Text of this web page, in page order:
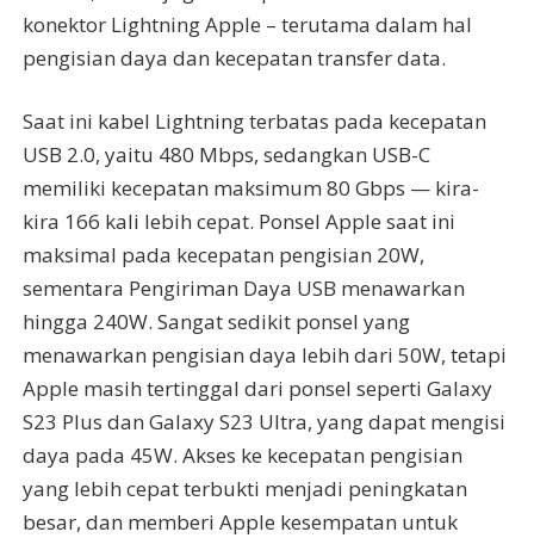
konektor Lightning Apple – terutama dalam hal
pengisian daya dan kecepatan transfer data.
Saat ini kabel Lightning terbatas pada kecepatan
USB 2.0, yaitu 480 Mbps, sedangkan USB-C
memiliki kecepatan maksimum 80 Gbps — kira-
kira 166 kali lebih cepat. Ponsel Apple saat ini
maksimal pada kecepatan pengisian 20W,
sementara Pengiriman Daya USB menawarkan
hingga 240W. Sangat sedikit ponsel yang
menawarkan pengisian daya lebih dari 50W, tetapi
Apple masih tertinggal dari ponsel seperti Galaxy
S23 Plus dan Galaxy S23 Ultra, yang dapat mengisi
daya pada 45W. Akses ke kecepatan pengisian
yang lebih cepat terbukti menjadi peningkatan
besar, dan memberi Apple kesempatan untuk